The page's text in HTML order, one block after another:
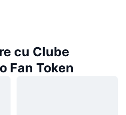
cu Clube
Fan Token